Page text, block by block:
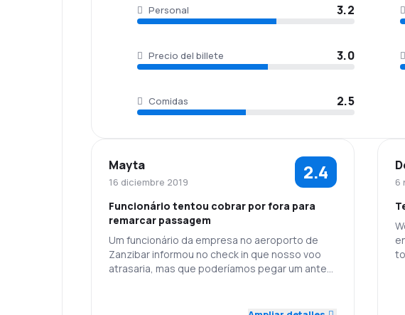
Personal 3.2
Precio del billete 3.0
Comidas 2.5
Mayta
16 diciembre 2019 2.4
Funcionário tentou cobrar por fora para
remarcar passagem
Um funcionário da empresa no aeroporto de
Zanzibar informou no check in que nosso voo
atrasaria, mas que poderíamos pegar um antes,
cerca de usd 25 dólares para duas passagens.
6